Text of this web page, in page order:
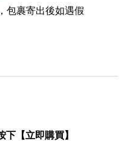
包裹寄出後如遇假
下【立即購買】